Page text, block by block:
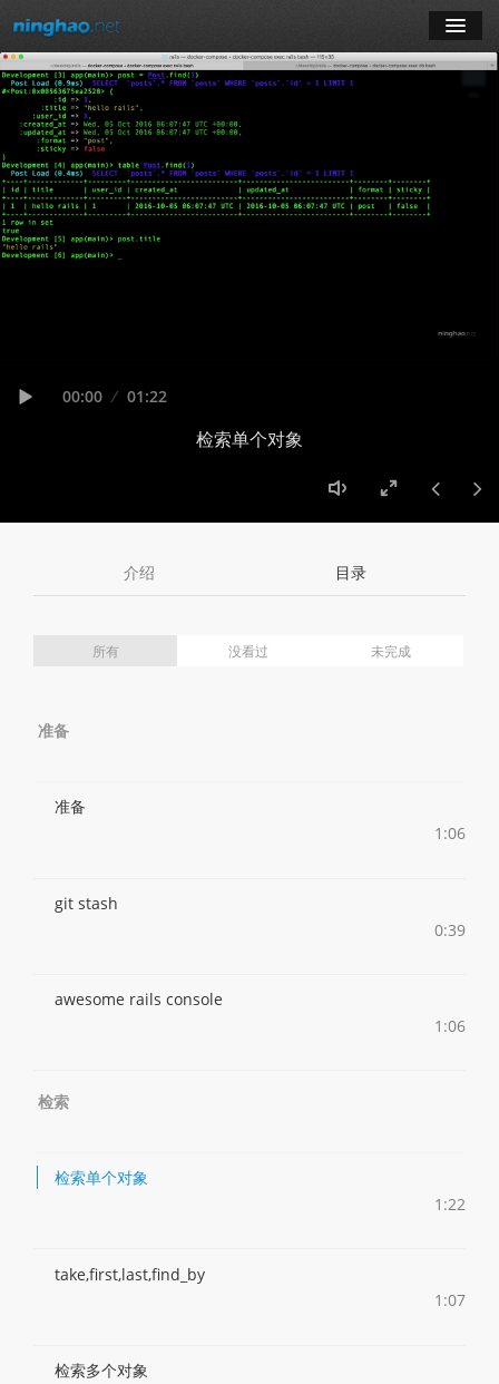
学习
博客
登录
注册
Current
00:00 Duration
01:22
检索单个对象
Volume
介绍 目录
所有 没看过 未完成
准备
准备
1:06
git stash
0:39
awesome rails console
1:06
检索
检索单个对象
1:22
take,first,last,find_by
1:07
检索多个对象